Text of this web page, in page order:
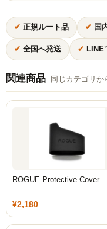
Social Smoke
Eternal Smoke
✔ 正規ルート品 ✔ 国
✔ 全国へ発送 ✔ LINE
関連商品 同じカテゴリか
ROGUE Protective Cover
¥2,180